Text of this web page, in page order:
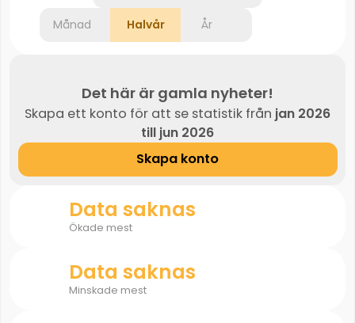
Månad Halvår År
Det här är gamla nyheter!
Skapa ett konto för att se statistik från jan 2026
till jun 2026
Skapa konto
Data saknas
Ökade mest
Data saknas
Minskade mest